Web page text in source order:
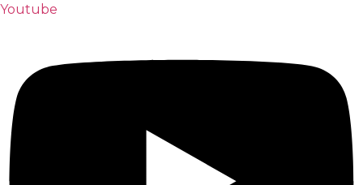
Youtube